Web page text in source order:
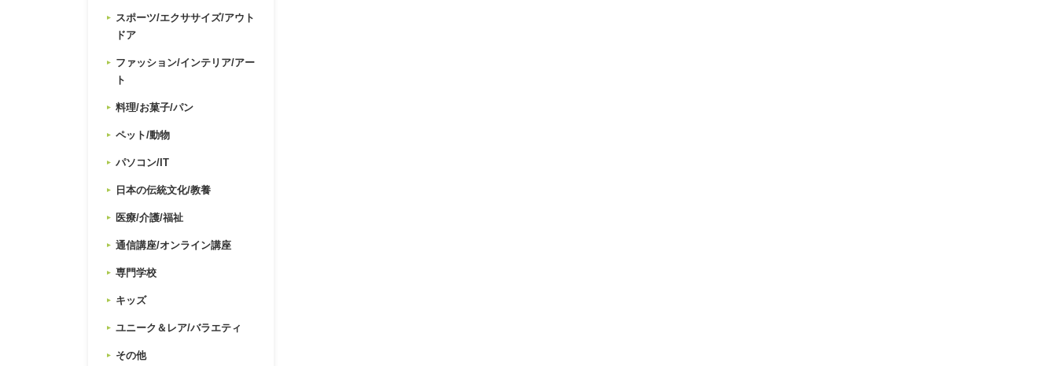
スポーツ/エクササイズ/アウト
ドア
ファッション/インテリア/アー
ト
料理/お菓子/パン
ペット/動物
パソコン/IT
日本の伝統文化/教養
医療/介護/福祉
通信講座/オンライン講座
専門学校
キッズ
ユニーク＆レア/バラエティ
その他